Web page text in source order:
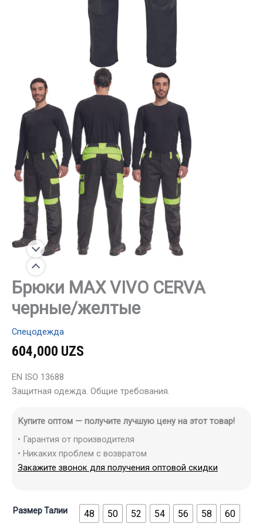
Брюки MAX VIVO CERVA
черные/желтые
Спецодежда
604,000 UZS
EN ISO 13688
Защитная одежда. Общие требования.
Купите оптом — получите лучшую цену на этот товар!
• Гарантия от производителя
• Никаких проблем с возвратом
Закажите звонок для получения оптовой скидки
Размер Талии 48 50 52 54 56 58 60